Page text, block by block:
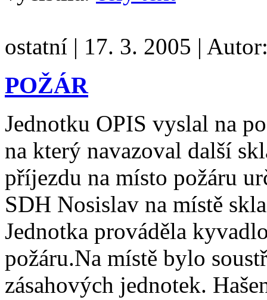
ostatní | 17. 3. 2005 |
POŽÁR
Jednotku OPIS vyslal na
na který navazoval další
příjezdu na místo požáru
SDH Nosislav na místě
Jednotka prováděla
požáru.Na místě bylo
zásahových jednotek.